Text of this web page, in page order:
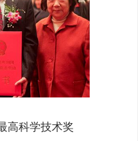
高科学技术奖